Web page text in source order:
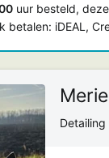
uur besteld,
betalen: iDEAL,
Detailing